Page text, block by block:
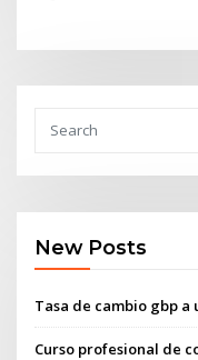
New Posts
Tasa de cambio gbp a
Curso profesional de